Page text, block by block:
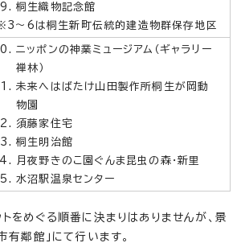
桐生織物記念館
～6は桐生新町伝統的建造物群保存地区
ニッポンの神業ミュージアム（ギャラリー
禅林）
未来へはばたけ山田製作所桐生が岡動
物園
須藤家住宅
桐生明治館
月夜野きのこ園ぐんま昆虫の森・新里
水沼駅温泉センター
トをめぐる順番に決まりはありませんが、景
鄰館」にて行います。